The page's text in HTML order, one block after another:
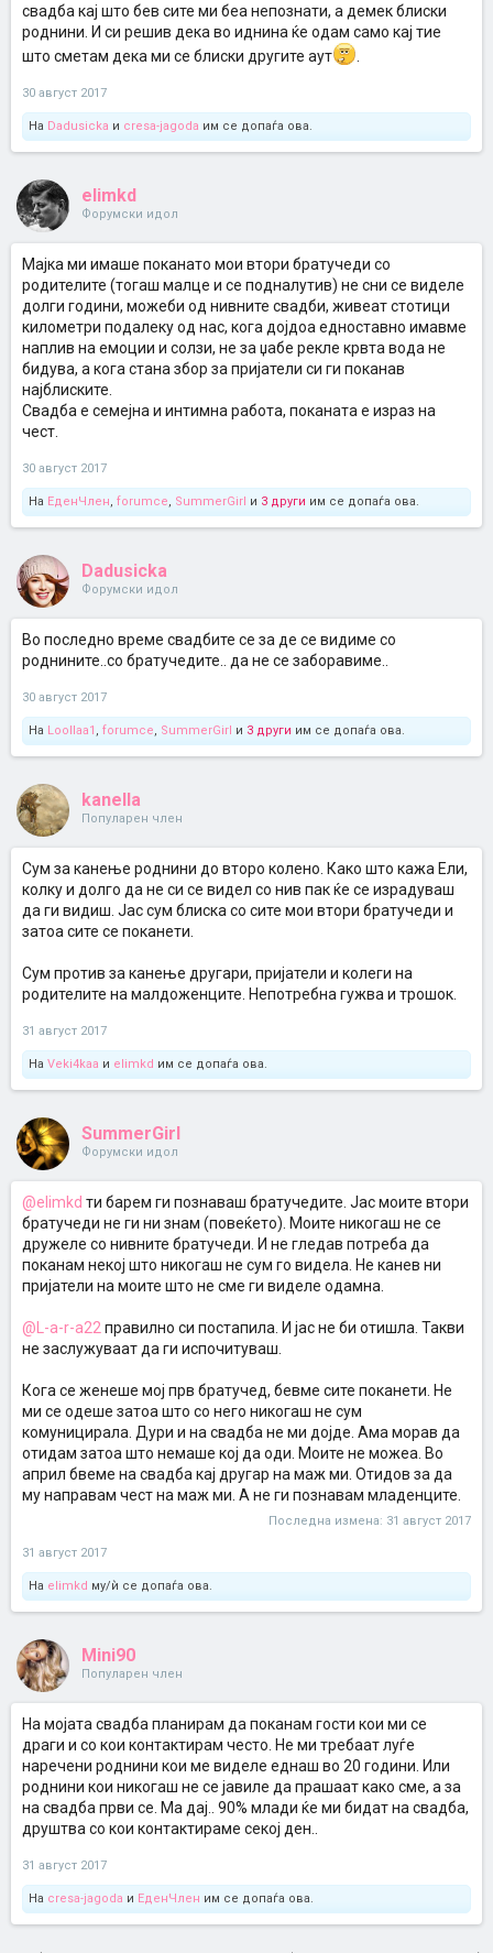
свадба кај што бев сите ми беа непознати, а демек блиски
роднини. И си решив дека во иднина ќе одам само кај тие
што сметам дека ми се блиски другите аут
30 август 2017
На Dadusicka и cresa-jagoda им се допаѓа ова.
elimkd
Форумски идол
Мајка ми имаше поканато мои втори братучеди со
родителите (тогаш малце и се подналутив) не сни се виделе
долги години, можеби од нивните свадби, живеат стотици
километри подалеку од нас, кога дојдоа едноставно имавме
наплив на емоции и солзи, не за џабе рекле крвта вода не
бидува, а кога стана збор за пријатели си ги поканав
најблиските.
Свадба е семејна и интимна работа, поканата е израз на
чест.
30 август 2017
На ЕденЧлен, forumce, SummerGirl и 3 други им се допаѓа ова.
Dadusicka
Форумски идол
Во последно време свадбите се за де се видиме со
роднините..со братучедите.. да не се заборавиме..
30 август 2017
На Loollaa1 , forumce, SummerGirl и 3 други им се допаѓа ова.
kanella
Популарен член
Сум за канење роднини до второ колено. Како што кажа Ели,
колку и долго да не си се видел со нив пак ќе се израдуваш
да ги видиш. Јас сум блиска со сите мои втори братучеди и
затоа сите се поканети.
Сум против за канење другари, пријатели и колеги на
родителите на малдоженците. Непотребна гужва и трошок.
31 август 2017
На Veki4kaa и elimkd им се допаѓа ова.
SummerGirl
Форумски идол
@elimkd ти барем ги познаваш братучедите. Јас моите втори
братучеди не ги ни знам (повеќето). Моите никогаш не се
дружеле со нивните братучеди. И не гледав потреба да
поканам некој што никогаш не сум го видела. Не канев ни
пријатели на моите што не сме ги виделе одамна.
@L-a-r-a22 правилно си постапила. И јас не би отишла. Такви
не заслужуваат да ги испочитуваш.
Кога се женеше мој прв братучед, бевме сите поканети. Не
ми се одеше затоа што со него никогаш не сум
комуницирала. Дури и на свадба не ми дојде. Ама морав да
отидам затоа што немаше кој да оди. Моите не можеа. Во
април бвеме на свадба кај другар на маж ми. Отидов за да
му направам чест на маж ми. А не ги познавам младенците.
Последна измена: 31 август 2017
31 август 2017
На elimkd му/ѝ се допаѓа ова.
Mini90
Популарен член
На мојата свадба планирам да поканам гости кои ми се
драги и со кои контактирам често. Не ми требаат луѓе
наречени роднини кои ме виделе еднаш во 20 години. Или
роднини кои никогаш не се јавиле да прашаат како сме, а за
на свадба први се. Ма дај.. 90% млади ќе ми бидат на свадба,
друштва со кои контактираме секој ден..
31 август 2017
На cresa-jagoda и ЕденЧлен им се допаѓа ова.